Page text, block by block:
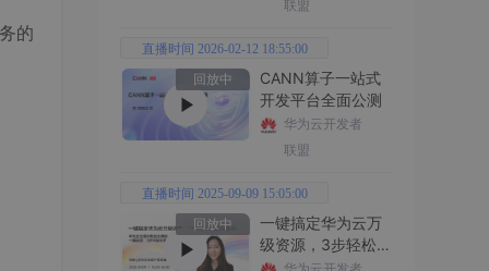
的
联盟
直播时间 2026-02-12 18:55:00
回放中
CANN算子一站式
开发平台全面公测
华为云开发者
联盟
直播时间 2025-09-09 15:05:00
回放中
一键搞定华为云万
级资源，3步轻松管
理企业成本